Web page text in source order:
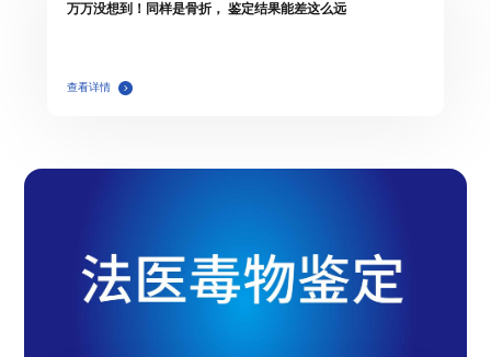
万万没想到！同样是骨折， 鉴定结果能差这么远
查看详情